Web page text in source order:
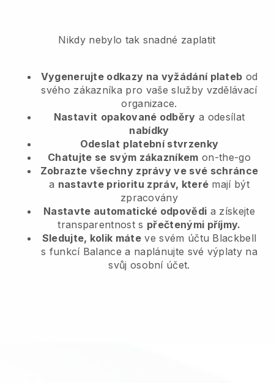
Nikdy nebylo tak snadné zaplatit
Vygenerujte odkazy na vyžádání plateb od
svého zákazníka pro vaše služby vzdělávací
organizace.
Nastavit opakované odběry a odesílat
nabídky
Odeslat platební stvrzenky
Chatujte se svým zákazníkem on-the-go
Zobrazte všechny zprávy ve své schránce
a nastavte prioritu zpráv, které mají být
zpracovány
Nastavte automatické odpovědi a získejte
transparentnost s přečtenými příjmy.
Sledujte, kolik máte ve svém účtu Blackbell
s funkcí Balance a naplánujte své výplaty na
svůj osobní účet.